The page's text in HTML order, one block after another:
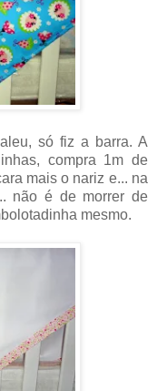
só fiz a barra. A
compra 1m de
mais o nariz e... na
não é de morrer de
mesmo.